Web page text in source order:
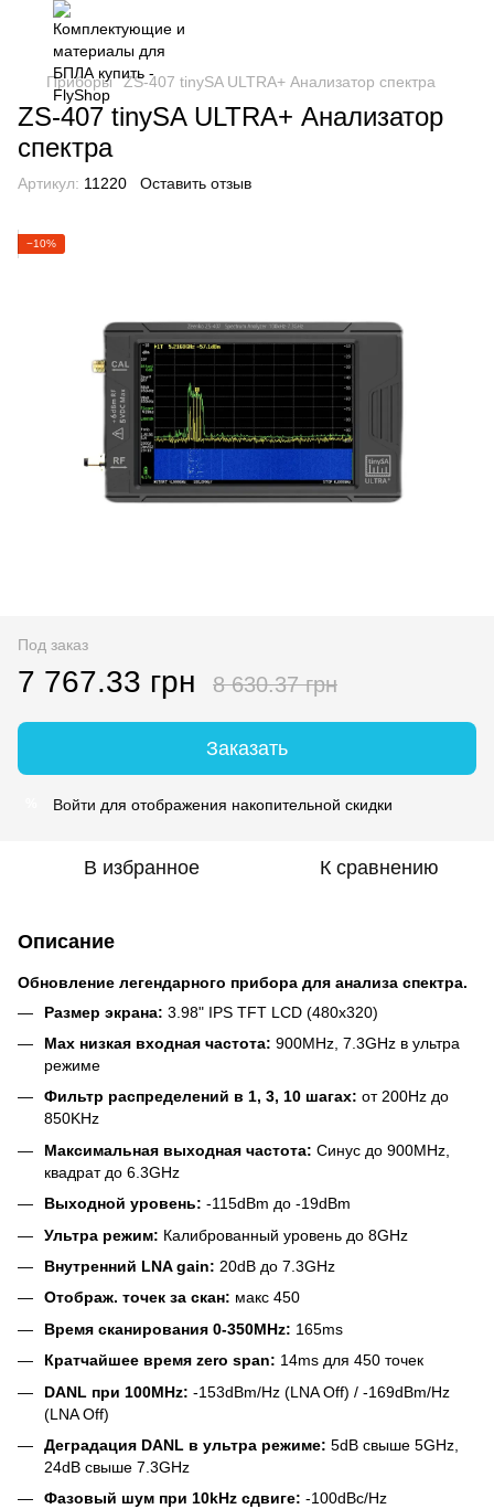
Приборы ZS-407 tinySA ULTRA+ Анализатор спектра
ZS-407 tinySA ULTRA+ Анализатор
спектра
Артикул: 11220 Оставить отзыв
−10%
Под заказ
7 767.33 грн 8 630.37 грн
Заказать
Войти для отображения накопительной скидки
В избранное К сравнению
Описание
Обновление легендарного прибора для анализа спектра.
Размер экрана: 3.98" IPS TFT LCD (480x320)
Max низкая входная частота: 900MHz, 7.3GHz в ультра
режиме
Фильтр распределений в 1, 3, 10 шагах: от 200Hz до
850KHz
Максимальная выходная частота: Синус до 900MHz,
квадрат до 6.3GHz
Выходной уровень: -115dBm до -19dBm
Ультра режим: Калиброванный уровень до 8GHz
Внутренний LNA gain: 20dB до 7.3GHz
Отображ. точек за скан: макс 450
Время сканирования 0-350MHz: 165ms
Кратчайшее время zero span: 14ms для 450 точек
DANL при 100MHz: -153dBm/Hz (LNA Off) / -169dBm/Hz
(LNA Off)
Деградация DANL в ультра режиме: 5dB свыше 5GHz,
24dB свыше 7.3GHz
Фазовый шум при 10kHz сдвиге: -100dBc/Hz